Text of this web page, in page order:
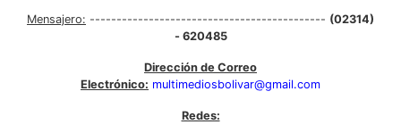
Mensajero: -------------------------------------------- (02314)
- 620485
Dirección de Correo
Electrónico: multimediosbolivar@gmail.com
Redes: